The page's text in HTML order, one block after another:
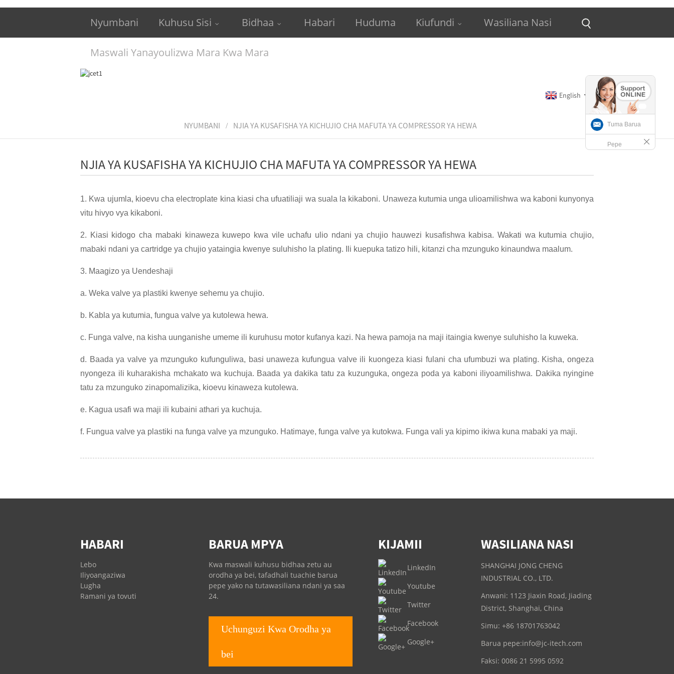
Nyumbani Kuhusu Sisi Bidhaa Habari Huduma Kiufundi Wasiliana Nasi
Maswali Yanayoulizwa Mara Kwa Mara
English
NYUMBANI NJIA YA KUSAFISHA YA KICHUJIO CHA MAFUTA YA COMPRESSOR YA HEWA
NJIA YA KUSAFISHA YA KICHUJIO CHA MAFUTA YA COMPRESSOR YA HEWA
1. Kwa ujumla, kioevu cha electroplate kina kiasi cha ufuatiliaji wa suala la kikaboni. Unaweza kutumia unga ulioamilishwa wa kaboni kunyonya
vitu hivyo vya kikaboni.
2. Kiasi kidogo cha mabaki kinaweza kuwepo kwa vile uchafu ulio ndani ya chujio hauwezi kusafishwa kabisa. Wakati wa kutumia chujio,
mabaki ndani ya cartridge ya chujio yataingia kwenye suluhisho la plating. Ili kuepuka tatizo hili, kitanzi cha mzunguko kinaundwa maalum.
3. Maagizo ya Uendeshaji
a. Weka valve ya plastiki kwenye sehemu ya chujio.
b. Kabla ya kutumia, fungua valve ya kutolewa hewa.
c. Funga valve, na kisha uunganishe umeme ili kuruhusu motor kufanya kazi. Na hewa pamoja na maji itaingia kwenye suluhisho la kuweka.
d. Baada ya valve ya mzunguko kufunguliwa, basi unaweza kufungua valve ili kuongeza kiasi fulani cha ufumbuzi wa plating. Kisha, ongeza
nyongeza ili kuharakisha mchakato wa kuchuja. Baada ya dakika tatu za kuzunguka, ongeza poda ya kaboni iliyoamilishwa. Dakika nyingine
tatu za mzunguko zinapomalizika, kioevu kinaweza kutolewa.
e. Kagua usafi wa maji ili kubaini athari ya kuchuja.
f. Fungua valve ya plastiki na funga valve ya mzunguko. Hatimaye, funga valve ya kutokwa. Funga vali ya kipimo ikiwa kuna mabaki ya maji.
HABARI
Lebo
Iliyoangaziwa
Lugha
Ramani ya tovuti
BARUA MPYA
Kwa maswali kuhusu bidhaa zetu au
orodha ya bei, tafadhali tuachie barua
pepe yako na tutawasiliana ndani ya saa
24.
Uchunguzi Kwa Orodha ya
bei
KIJAMII
LinkedIn
Youtube
Twitter
Facebook
Google+
WASILIANA NASI
SHANGHAI JONG CHENG
INDUSTRIAL CO., LTD.
Anwani: 1123 Jiaxin Road, Jiading
District, Shanghai, China
Simu: +86 18701763042
Barua pepe:info@jc-itech.com
Faksi: 0086 21 5995 0592
Tuma Barua
Pepe